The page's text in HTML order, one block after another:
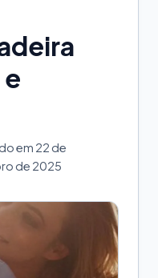
em 22 de
de 2025